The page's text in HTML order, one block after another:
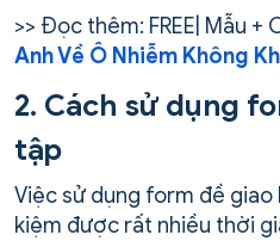
>> Đọc thêm: FREE| Mẫu +
Anh Về Ô Nhiễm Không
2. Cách sử dụng
tập
Việc sử dụng form đề
kiệm được rất nhiều thời